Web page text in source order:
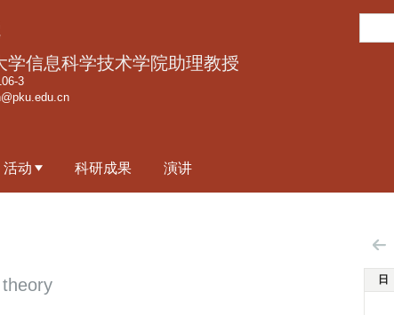
到
要
内
学信息科学技术学院助理教授
3
活动 科研成果 演讲
日